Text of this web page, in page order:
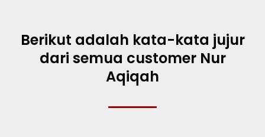
Berikut adalah kata-kata jujur
dari semua customer Nur
Aqiqah